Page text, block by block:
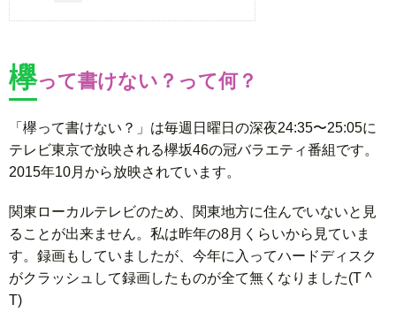
欅って書けない？って何？
「欅って書けない？」は毎週日曜日の深夜24:35〜25:05に
テレビ東京で放映される欅坂46の冠バラエティ番組です。
2015年10月から放映されています。
関東ローカルテレビのため、関東地方に住んでいないと見
ることが出来ません。私は昨年の8月くらいから見ていま
す。録画もしていましたが、今年に入ってハードディスク
がクラッシュして録画したものが全て無くなりました(T ^
T)